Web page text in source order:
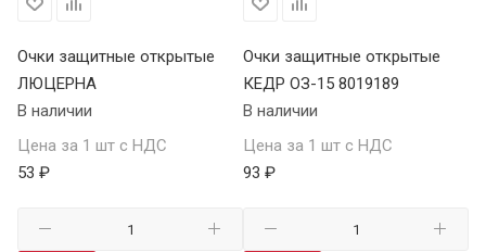
Очки защитные открытые
ЛЮЦЕРНА
В наличии
Цена за 1 шт с НДС
53 ₽
Очки защитные открытые
КЕДР ОЗ-15 8019189
В наличии
Цена за 1 шт с НДС
93 ₽